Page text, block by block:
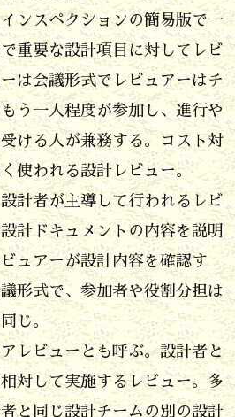
インスペクションの簡易版で一
重要な設計項目に対してレビ
は会議形式でレビュアーはチ
う一人程度が参加し、進行や
ける人が兼務する。コスト対
使われる設計レビュー。
設計者が主導して行われるレビ
計ドキュメントの内容を説明
ュアーが設計内容を確認す
形式で、参加者や役割分担は
じ。
アレビューとも呼ぶ。設計者と
対して実施するレビュー。多
と同じ設計チームの別の設計